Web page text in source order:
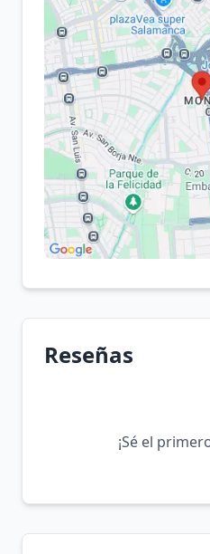
Reseñas
¡Sé el